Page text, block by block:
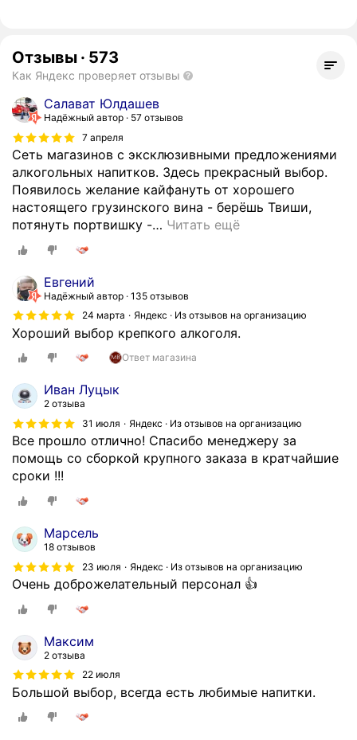
Отзывы · 573
Как Яндекс проверяет отзывы
Салават Юлдашев
Надёжный автор
57 отзывов
7 апреля
Сеть магазинов с эксклюзивными предложениями
алкогольных напитков. Здесь прекрасный выбор.
Появилось желание кайфануть от хорошего
настоящего грузинского вина - берёшь Твиши,
потянуть портвишку -… Читать ещё
Евгений
Надёжный автор 135 отзывов
24 марта
Яндекс · Из отзывов на организацию
Хороший выбор крепкого алкоголя.
Ответ магазина
Иван Луцык
2 отзыва
31 июля
Яндекс · Из отзывов на организацию
Все прошло отлично! Спасибо менеджеру за
помощь со сборкой крупного заказа в кратчайшие
сроки !!!
Марсель
18 отзывов
23 июля
Яндекс · Из отзывов на организацию
Очень доброжелательный персонал 👍
Максим
2 отзыва
22 июля
Большой выбор, всегда есть любимые напитки.